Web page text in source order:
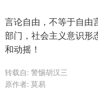
言论自由，不等于自由
部门，社会主义意识形
和动摇！
转载自: 警惕胡汉三
原作者: 莫易